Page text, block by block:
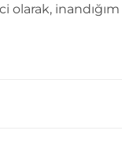
olarak,